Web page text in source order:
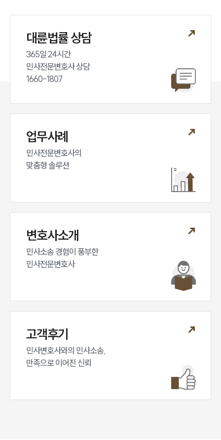
대륜법률 상담
365일 24시간
민사전문변호사 상담
1660-1807
업무사례
민사전문변호사의
맞춤형 솔루션
변호사소개
민사소송 경험이 풍부한
민사전문변호사
고객후기
민사변호사와의 민사소송,
만족으로 이어진 신뢰